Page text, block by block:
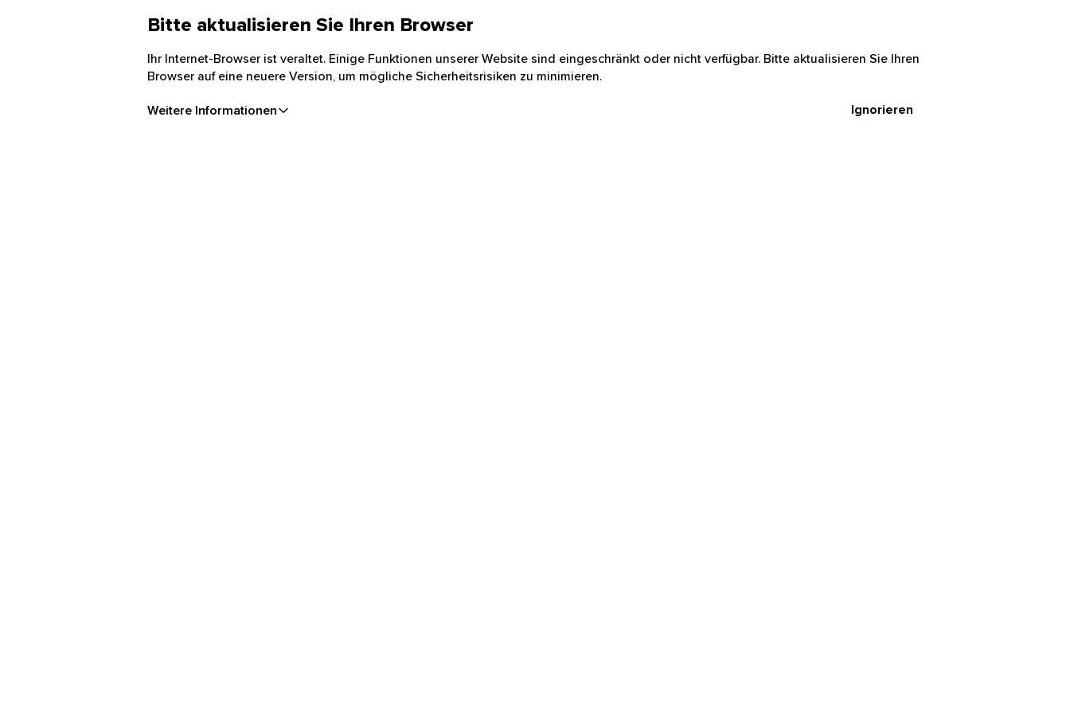
Bitte aktualisieren Sie Ihren Browser
Ihr Internet-Browser ist veraltet. Einige Funktionen unserer Website sind eingeschränkt oder nicht verfügbar. Bitte aktualisieren Sie Ihren
Browser auf eine neuere Version, um mögliche Sicherheitsrisiken zu minimieren.
Weitere Informationen Ignorieren